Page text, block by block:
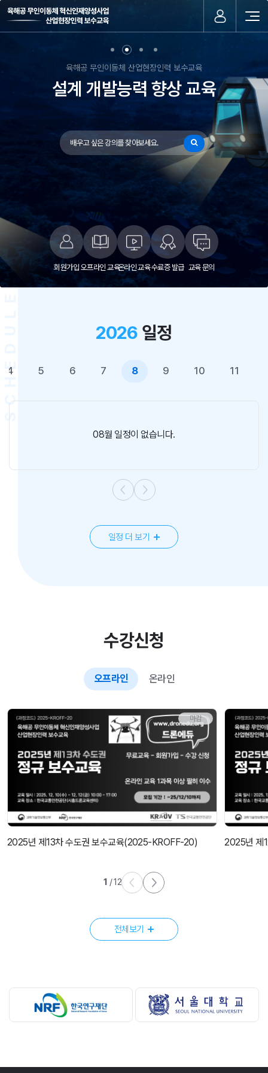
육해공 무인이동체 산업현장인력 보수교육
실무형 전문인력 양성
& 설계 개발능력 향상
육해공 무인이동체 산업현장인력 보수교육
실무형 전문인력 양성 교육
육해공 무인이동체 산업현장인력 보수교육
설계 개발능력 향상 교육
육해공 무인이동체 산업현장인력 보수교육
무인이동체 산업 생태계 역량
증진
육해공 무인이동체 산업현장인력 보수교육
실무형 전문인력 양성
& 설계 개발능력 향상
육해공 무인이동체 산업현장인력 보수교육
실무형 전문인력 양성 교육
검색
회원가입 오프라인 교육온라인 교육수료증 발급 교육 문의
SCHEDULE 2026 일정
4 5 6 7 8 9 10 11
08월 일정이 없습니다.
일정 더 보기
수강신청
오프라인 온라인
오
마감
2025년 제13차 수도권 보수교육(2025-KROFF-20) 2025년 제
1 /12
전체보기